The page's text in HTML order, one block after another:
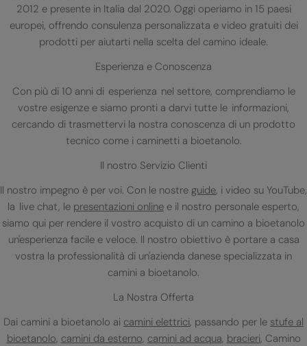
2012 e presente in Italia dal 2020. Oggi operiamo in 15 paesi
europei, offrendo consulenza personalizzata e video gratuiti dei
prodotti per aiutarti nella scelta del camino ideale.
Esperienza e Conoscenza
Con più di 10 anni di esperienza nel settore, comprendiamo le
vostre esigenze e siamo pronti a darvi tutte le informazioni,
cercando di trasmettervi la nostra conoscenza di un prodotto
tecnico come i caminetti a bioetanolo.
Il nostro Servizio Clienti
Il nostro impegno è per voi. Con le nostre guide, i video su YouTube,
la live chat, le presentazioni online e il nostro personale esperto,
siamo qui per rendere il vostro acquisto di un camino a bioetanolo
un'esperienza facile e veloce. Il nostro obiettivo è portare a casa
vostra la professionalità di un'azienda danese specializzata in
camini a bioetanolo.
La Nostra Offerta
Dai camini a bioetanolo ai camini elettrici, passando per le stufe al
bioetanolo, camini da esterno, camini ad acqua, bracieri, Camino